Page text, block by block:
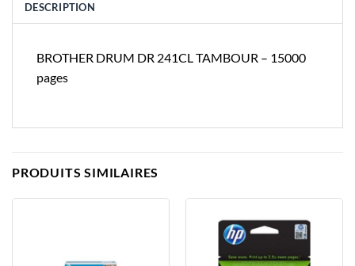
DESCRIPTION
BROTHER DRUM DR 241CL TAMBOUR – 15000
pages
PRODUITS SIMILAIRES